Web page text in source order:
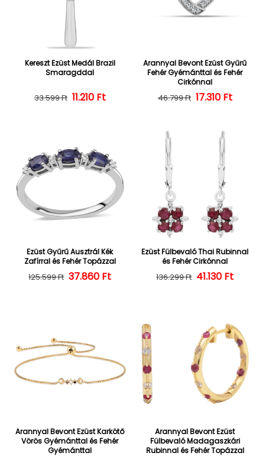
Kereszt Ezüst Medál Brazil
Smaragddal
Normál ár
33.599 Ft Kedvezményes ár
11.210 Ft
Arannyal Bevont Ezüst Gyűrű
Fehér Gyémánttal és Fehér
Cirkónnal
Normál ár
46.799 Ft 17.310 Ft
Ezüst Gyűrű Ausztrál Kék
Zafírral és Fehér Topázzal
Normál ár
125.599 Ft Kedvezményes ár
37.860 Ft
Ezüst Fülbevaló Thai Rubinnal
és Fehér Cirkónnal
Normál ár
136.299 Ft 41.130 Ft
Arannyal Bevont Ezüst Karkötő
Vörös Gyémánttal és Fehér
Gyémánttal
Arannyal Bevont Ezüst
Fülbevaló Madagaszkári
Rubinnal és Fehér Topázzal